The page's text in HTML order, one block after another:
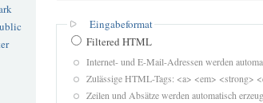
Eingabeformat
Filtered HTML
Internet- und E-Mail-Adressen werden
Zulässige HTML-Tags: <a> <em>
Zeilen und Absätze werden automatisch